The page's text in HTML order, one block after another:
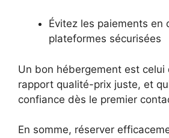
Évitez les paiements en
plateformes sécurisées
Un bon hébergement est celui
rapport qualité-prix juste, et
confiance dès le premier
En somme, réserver